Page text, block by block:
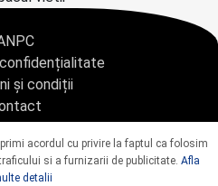
și condiții
SRL - toate drepturile rezervate
CUI: 42925428
acordul cu privire la faptul ca folosim
si a furnizarii de publicitate. Afla
detalii